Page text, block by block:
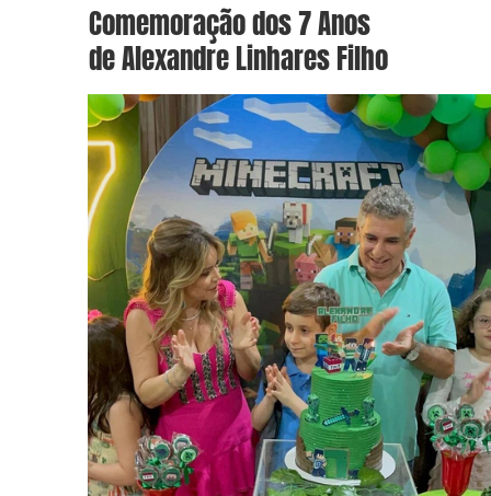
Comemoração dos 7 Anos
de Alexandre Linhares Filho